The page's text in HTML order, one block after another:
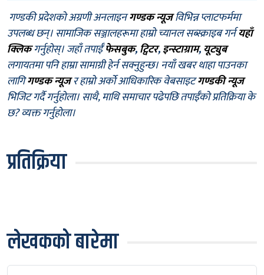
गण्डकी प्रदेशको अग्रणी अनलाइनगण्डक न्यूजविभिन्न प्लाटफर्ममा
उपलब्ध छन्। सामाजिक सञ्जालहरूमा हाम्रो च्यानल सब्स्क्राइब गर्नयहाँ
क्लिकगर्नुहोस्। जहाँ तपाईँफेसबुक,ट्विटर,इन्स्टाग्राम, यूट्युब
लगायतमा पनि हाम्रा सामाग्री हेर्न सक्नुहुन्छ। नयाँ खबर थाहा पाउनका
लागिगण्डक न्यूजर हाम्रो अर्को आधिकारिक वेबसाइटगण्डकी न्यूज
भिजिट गर्दै गर्नुहोला। साथै, माथि समाचार पढेपछि तपाईँको प्रतिक्रिया के
छ? व्यक्त गर्नुहोला।
प्रतिक्रिया
लेखकको बारेमा